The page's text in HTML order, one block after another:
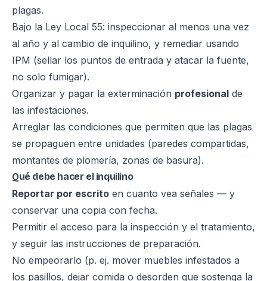
plagas.
Bajo la Ley Local 55: inspeccionar al menos una vez
al año y al cambio de inquilino, y remediar usando
IPM (sellar los puntos de entrada y atacar la fuente,
no solo fumigar).
Organizar y pagar la exterminación profesional de
las infestaciones.
Arreglar las condiciones que permiten que las plagas
se propaguen entre unidades (paredes compartidas,
montantes de plomería, zonas de basura).
Qué debe hacer el inquilino
Reportar por escrito en cuanto vea señales — y
conservar una copia con fecha.
Permitir el acceso para la inspección y el tratamiento,
y seguir las instrucciones de preparación.
No empeorarlo (p. ej. mover muebles infestados a
los pasillos, dejar comida o desorden que sostenga la